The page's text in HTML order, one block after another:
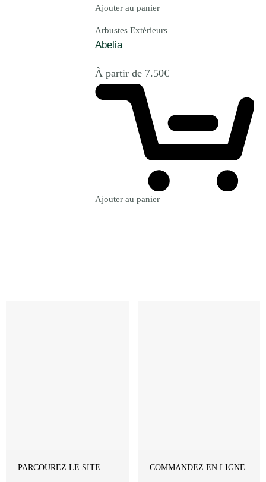
Ajouter au panier
Arbustes Extérieurs
Abelia
À partir de 7.50€
Ajouter au panier
PARCOUREZ LE SITE COMMANDEZ EN LIGNE